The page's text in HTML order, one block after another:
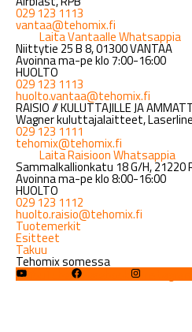
029 123 1113
vantaa@tehomix.fi
Laita Vantaalle Whatsappia
Niittytie 25 B 8, 01300 VANTAA
Avoinna ma-pe klo 7:00-16:00
HUOLTO
029 123 1113
huolto.vantaa@tehomix.fi
RAISIO // KULUTTAJILLE JA
Wagner kuluttajalaitteet,
029 123 1111
tehomix@tehomix.fi
Laita Raisioon Whatsappia
Sammalkallionkatu 18 G/H, 21220
Avoinna ma-pe klo 8:00-16:00
HUOLTO
029 123 1112
huolto.raisio@tehomix.fi
Tuotemerkit
Esitteet
Takuu
Tehomix somessa